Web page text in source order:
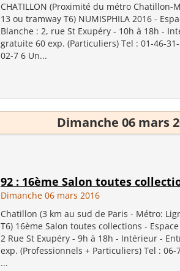
CHATILLON (Proximité du métro Chatillon-
13 ou tramway T6) NUMISPHILA 2016 -
Blanche : 2, rue St Exupéry - 10h à 18h -
gratuite 60 exp. (Particuliers) Tel : 01-46-
02-7 6 Un...
Dimanche 06 mars
92 : 16ème Salon toutes
Dimanche 06 mars 2016
Chatillon (3 km au sud de Paris - Métro:
T6) 16ème Salon toutes collections -
2 Rue St Exupéry - 9h à 18h - Intérieur -
exp. (Professionnels + Particuliers) Tel : 06-
...